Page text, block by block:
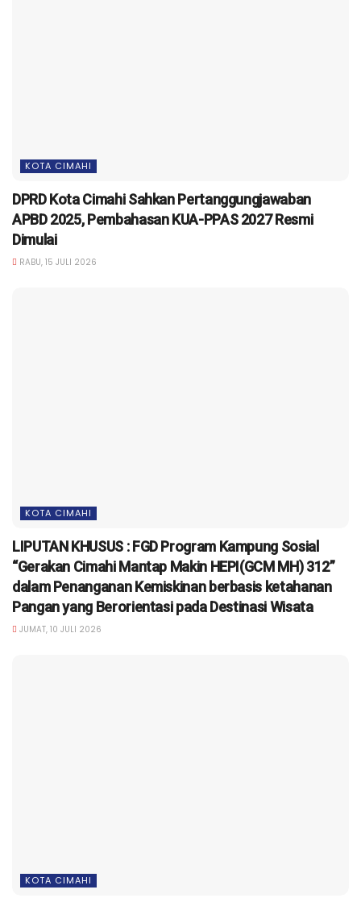
KOTA CIMAHI
DPRD Kota Cimahi Sahkan Pertanggungjawaban
APBD 2025, Pembahasan KUA-PPAS 2027 Resmi
Dimulai
RABU, 15 JULI 2026
KOTA CIMAHI
LIPUTAN KHUSUS : FGD Program Kampung Sosial
“Gerakan Cimahi Mantap Makin HEPI(GCM MH) 312”
dalam Penanganan Kemiskinan berbasis ketahanan
Pangan yang Berorientasi pada Destinasi Wisata
JUMAT, 10 JULI 2026
KOTA CIMAHI